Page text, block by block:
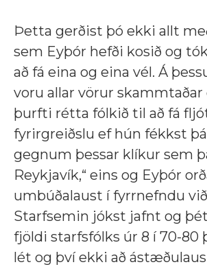
Þetta gerðist þó ekki allt
sem Eyþór hefði kosið og
að fá eina og eina vél. Á
voru allar vörur skammtaðar
þurfti rétta fólkið til að fá
fyrirgreiðslu ef hún fékkst
gegnum þessar klíkur sem
Reykjavík,“ eins og Eyþór
umbúðalaust í fyrrnefndu
Starfsemin jókst jafnt og
fjöldi starfsfólks úr 8 í 70-80
lét og því ekki að